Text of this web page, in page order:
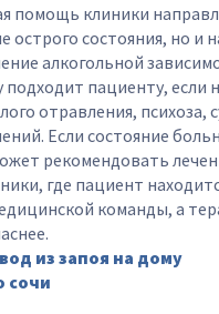
помощь клиники
острого состояния, но и
алкогольной
подходит пациенту, если
отравления, психоза,
Если состояние
рекомендовать
где пациент
команды, а
из запоя на дому
сочи